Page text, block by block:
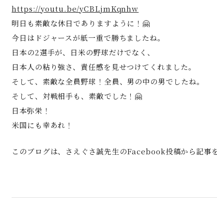
https://youtu.be/yCBLjmKqnhw
明日も素敵な休日でありますように！🤗
今日はドジャースが紙一重で勝ちましたね。
日本の2選手が、日米の野球だけでなく、
日本人の粘り強さ、責任感を見せつけてくれました。
そして、素敵な全員野球！全員、男の中の男でしたね。
そして、対戦相手も、素敵でした！🤗
日本弥栄！
米国にも幸あれ！
このブログは、さえぐさ誠先生のFacebook投稿から記事